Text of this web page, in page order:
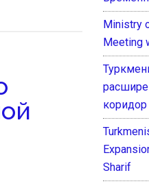
Ministry
Meeting
Sharif